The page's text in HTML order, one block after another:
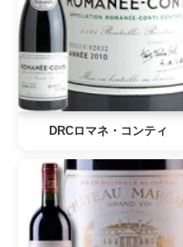
DRCロマネ・コンティ